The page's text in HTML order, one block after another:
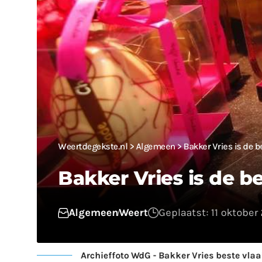
Weertdegekste.nl > Algemeen>Bakker Vries is de
Bakker Vries is de
AlgemeenWeert Geplaatst: 11 oktober
Archieffoto WdG - Bakker Vries beste